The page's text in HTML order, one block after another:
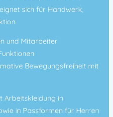
sich für Handwerk,
und Mitarbeiter
Bewegungsfreiheit mit
Arbeitskleidung in
in Passformen für Herren